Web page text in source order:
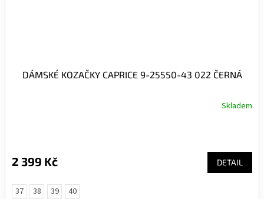
DÁMSKÉ KOZAČKY CAPRICE 9-25550-43 022 ČERNÁ
Skladem
2 399 Kč DETAIL
37 38 39 40